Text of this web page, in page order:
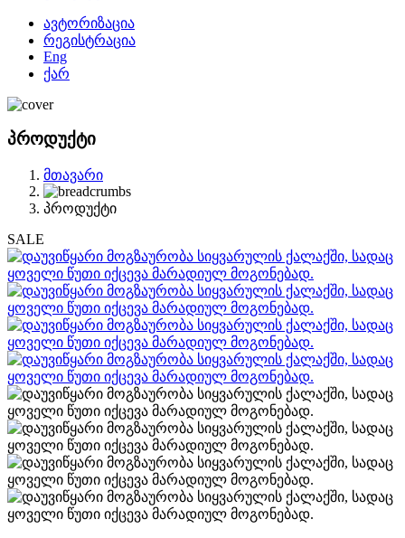
ავტორიზაცია
რეგისტრაცია
Eng
ქარ
პროდუქტი
მთავარი
პროდუქტი
SALE